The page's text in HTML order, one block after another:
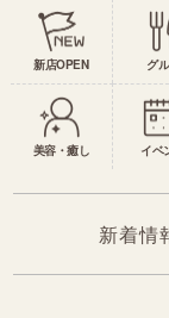
新店OPEN グ
美容・癒し イベ
新着情